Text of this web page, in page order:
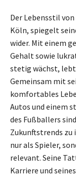
Der Lebensstil
Köln, spiegelt
wider. Mit einem
Gehalt sowie
stetig wächst, lebt
Gemeinsam mit
komfortables
Autos und einem
des Fußballers
Zukunftstrends zu
nur als Spieler,
relevant. Seine
Karriere und